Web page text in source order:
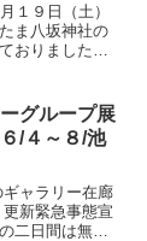
１９日（土）
ま八坂神社の
おりました
(^^)/なんでも
グループ展
/４～８/池
ャラリー在廊
新緊急事態宣
二日間は無人